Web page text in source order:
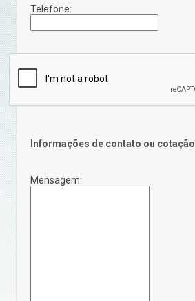
Telefone:
Informações de contato ou cotação
Mensagem: